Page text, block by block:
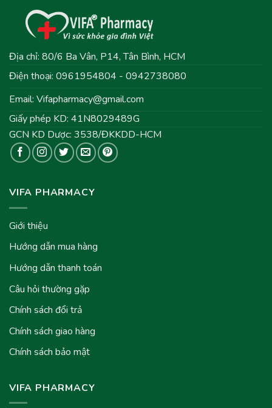
Địa chỉ: 80/6 Ba Vân, P14, Tân Bình, HCM
Điện thoại: 0961954804 - 0942738080
Email: Vifapharmacy@gmail.com
Giấy phép KD: 41N8029489G
GCN KD Dược: 3538/ĐKKDD-HCM
VIFA PHARMACY
Giới thiệu
Hướng dẫn mua hàng
Hướng dẫn thanh toán
Câu hỏi thường gặp
Chính sách đổi trả
Chính sách giao hàng
Chính sách bảo mật
VIFA PHARMACY